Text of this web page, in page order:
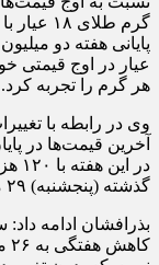
هر گرم را تجربه کرد.
وی در رابطه با
آخرین قیمت‌ها در
در
گذشته (پنجشنبه) ٢٩ میلیون و ٨٠٠ هزار تومان تعیین قیمت شد.